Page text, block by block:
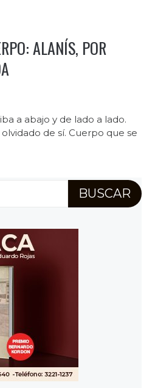
ALANÍS, POR
a abajo y de lado a lado.
de sí. Cuerpo que se